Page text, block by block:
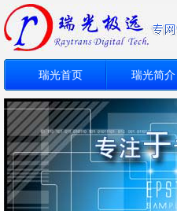
瑞光首页 瑞光简介